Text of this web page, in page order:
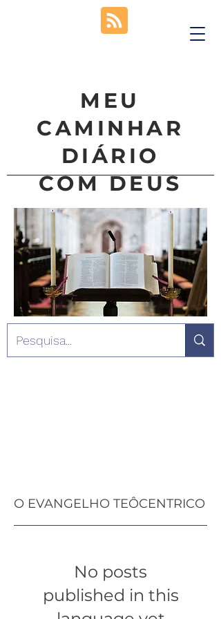
MEU
CAMINHAR
DIÁRIO
COM DEUS
O EVANGELHO TEÔCENTRICO
No posts
published in this